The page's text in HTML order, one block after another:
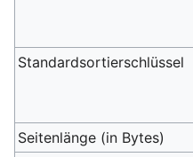
Standardsortierschlüssel
Seitenlänge (in Bytes)